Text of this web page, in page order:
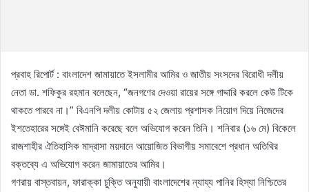
প্রবাহ রিপোর্ট : বাংলাদেশ জামায়াতে ইসলামীর আমির ও জাতীয় সংসদের বিরোধী দলীয়
নেতা ডা. শফিকুর রহমান বলেছেন, “জনগণের দেওয়া রায়ের সঙ্গে গাদ্দারি করলে কেউ টিকে
থাকতে পারবে না।” বিএনপি দলীয় কোটায় ৫২ জেলায় প্রশাসক নিয়োগ দিয়ে নিজেদের
ইশতেহারের সঙ্গেই বেঈমানি করেছে বলে অভিযোগ করেন তিনি। শনিবার (১৬ মে) বিকেলে
রাজশাহীর ঐতিহাসিক মাদ্রাসা ময়দানে আয়োজিত বিভাগীয় সমাবেশে প্রধান অতিথির
বক্তব্যে এ অভিযোগ করেন জামায়াতের আমির।
গণরায় বাস্তবায়ন, ফারাক্কা চুক্তি অনুযায়ী বাংলাদেশের ন্যায্য পানির হিস্যা নিশ্চিতের